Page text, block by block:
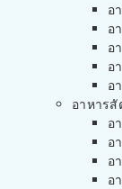
อ
อ
อ
อ
อ
อาหารสั
อ
อ
อ
อ